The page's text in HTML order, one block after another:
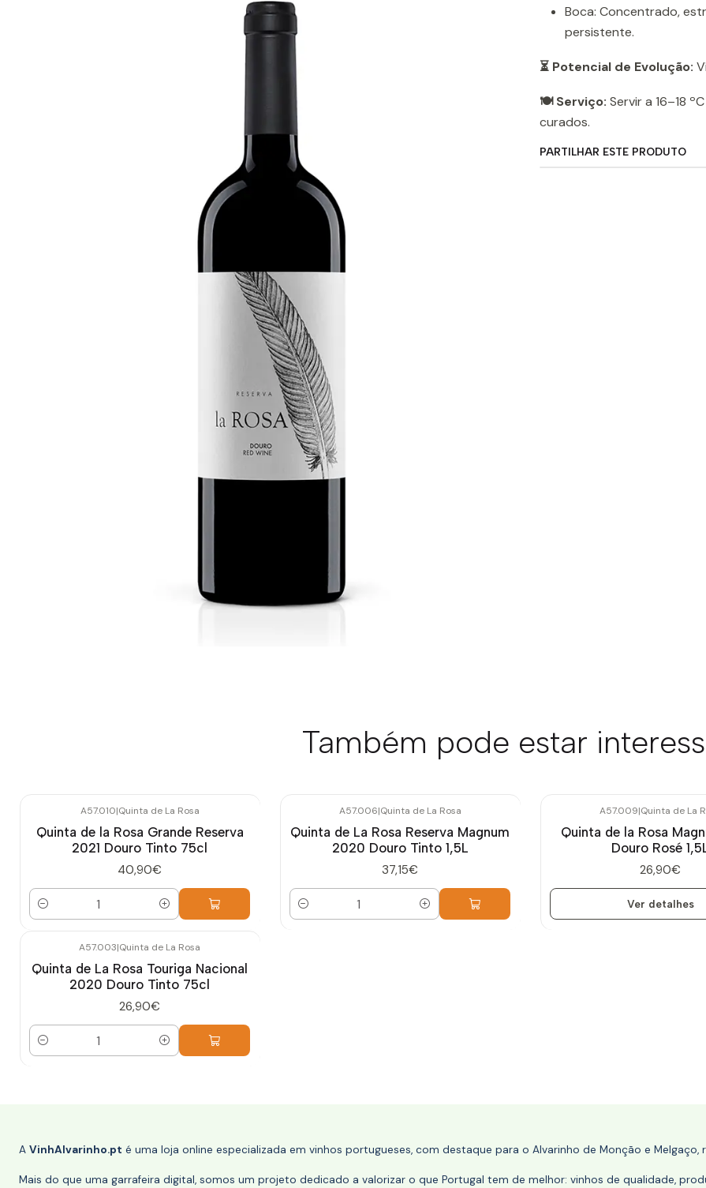
Boca: Concentrado,
persistente.
⏳ Potencial de Evolução:
🍽️ Serviço: Servir a 16–18
curados.
PARTILHAR ESTE PRODUTO
Também pode estar
A57.010|Quinta de La Rosa
Quinta de la Rosa Grande Reserva
2021 Douro Tinto 75cl
40,90€
Quantidade
A57.006|Quinta de La Rosa
Quinta de La Rosa Reserva Magnum
2020 Douro Tinto 1,5L
37,15€
Quantidade
A57.009|Quinta de La
Quinta de la Rosa
Douro Rosé
26,90€
Ver detalhes
A57.003|Quinta de La Rosa
Quinta de La Rosa Touriga Nacional
2020 Douro Tinto 75cl
26,90€
Quantidade
A VinhAlvarinho.pt é uma loja online especializada em vinhos portugueses, com destaque para o Alvarinho de Monção e
Mais do que uma garrafeira digital, somos um projeto dedicado a valorizar o que Portugal tem de melhor: vinhos de qualidade,